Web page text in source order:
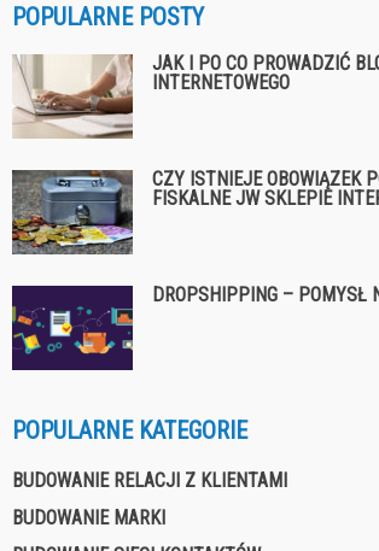
POPULARNE POSTY
JAK I PO CO PROWADZIĆ
INTERNETOWEGO
CZY ISTNIEJE OBOWIĄZEK
FISKALNE JW SKLEPIE
DROPSHIPPING – POMYSŁ
POPULARNE KATEGORIE
BUDOWANIE RELACJI Z KLIENTAMI
BUDOWANIE MARKI